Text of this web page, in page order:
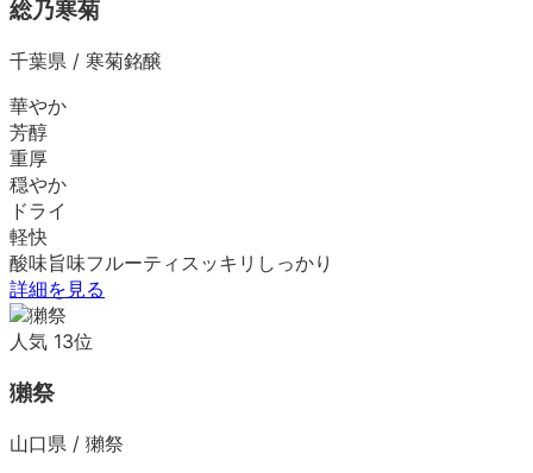
総乃寒菊
千葉県 / 寒菊銘醸
華やか
芳醇
重厚
穏やか
ドライ
軽快
酸味旨味フルーティ スッキリ しっかり
詳細を見る
人気 13位
獺祭
山口県 / 獺祭